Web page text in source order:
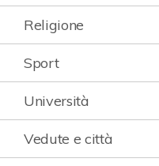
Religione
Sport
Università
Vedute e città